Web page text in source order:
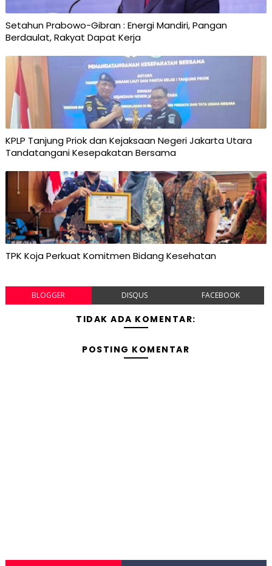
Setahun Prabowo-Gibran : Energi Mandiri, Pangan
Berdaulat, Rakyat Dapat Kerja
KPLP Tanjung Priok dan Kejaksaan Negeri Jakarta Utara
Tandatangani Kesepakatan Bersama
TPK Koja Perkuat Komitmen Bidang Kesehatan
BLOGGER DISQUS FACEBOOK
TIDAK ADA KOMENTAR:
POSTING KOMENTAR